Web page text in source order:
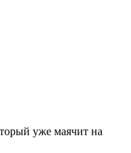
уже маячит на